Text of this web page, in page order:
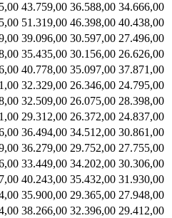
43.759,00 36.588,00 34.666,00
51.319,00 46.398,00 40.438,00
39.096,00 30.597,00 27.496,00
35.435,00 30.156,00 26.626,00
40.778,00 35.097,00 37.871,00
32.329,00 26.346,00 24.795,00
32.509,00 26.075,00 28.398,00
29.312,00 26.372,00 24.837,00
36.494,00 34.512,00 30.861,00
36.279,00 29.752,00 27.755,00
33.449,00 34.202,00 30.306,00
40.243,00 35.432,00 31.930,00
35.900,00 29.365,00 27.948,00
38.266,00 32.396,00 29.412,00